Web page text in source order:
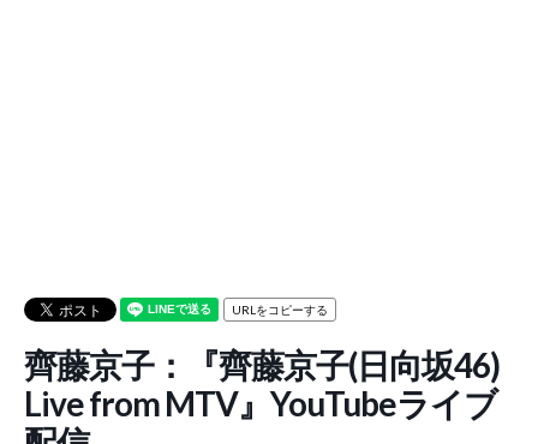
URLをコピーする
齊藤京子：『齊藤京子(日向坂46)
Live from MTV』YouTubeライブ